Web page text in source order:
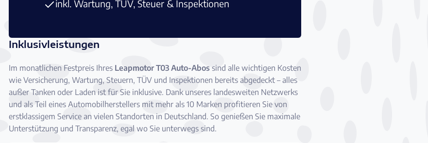
inkl. Wartung, TÜV, Steuer & Inspektionen
Inklusivleistungen
Im monatlichen Festpreis Ihres Leapmotor T03 Auto-Abos sind alle wichtigen Kosten
wie Versicherung, Wartung, Steuern, TÜV und Inspektionen bereits abgedeckt – alles
außer Tanken oder Laden ist für Sie inklusive. Dank unseres landesweiten Netzwerks
und als Teil eines Automobilherstellers mit mehr als 10 Marken profitieren Sie von
erstklassigem Service an vielen Standorten in Deutschland. So genießen Sie maximale
Unterstützung und Transparenz, egal wo Sie unterwegs sind.